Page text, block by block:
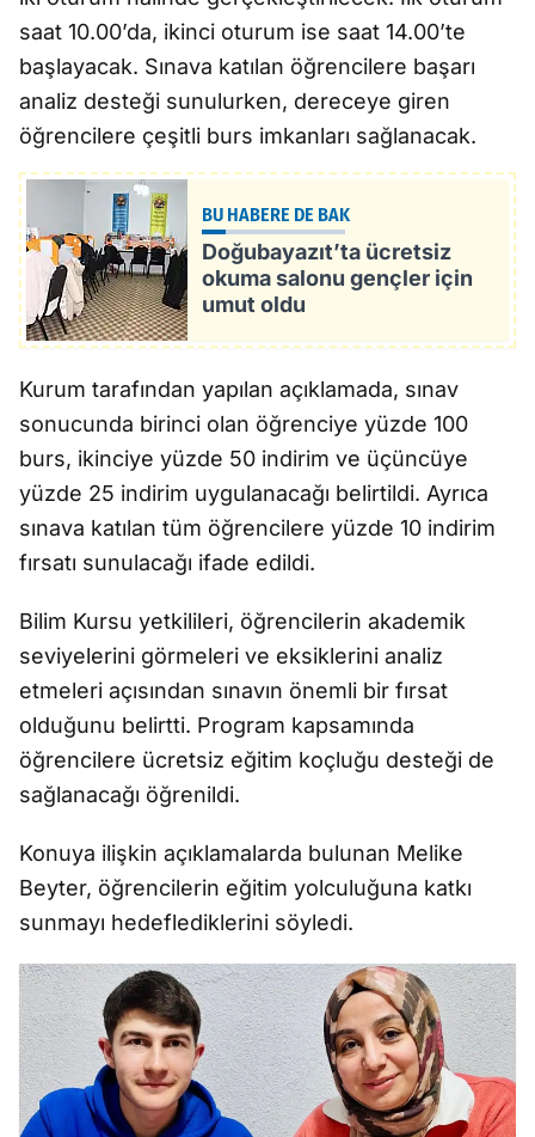
saat 10.00’da, ikinci oturum ise saat 14.00’te
başlayacak. Sınava katılan öğrencilere başarı
analiz desteği sunulurken, dereceye giren
öğrencilere çeşitli burs imkanları sağlanacak.
BU HABERE DE BAK
Doğubayazıt’ta ücretsiz
okuma salonu gençler için
umut oldu
Kurum tarafından yapılan açıklamada, sınav
sonucunda birinci olan öğrenciye yüzde 100
burs, ikinciye yüzde 50 indirim ve üçüncüye
yüzde 25 indirim uygulanacağı belirtildi. Ayrıca
sınava katılan tüm öğrencilere yüzde 10 indirim
fırsatı sunulacağı ifade edildi.
Bilim Kursu yetkilileri, öğrencilerin akademik
seviyelerini görmeleri ve eksiklerini analiz
etmeleri açısından sınavın önemli bir fırsat
olduğunu belirtti. Program kapsamında
öğrencilere ücretsiz eğitim koçluğu desteği de
sağlanacağı öğrenildi.
Konuya ilişkin açıklamalarda bulunan Melike
Beyter, öğrencilerin eğitim yolculuğuna katkı
sunmayı hedeflediklerini söyledi.